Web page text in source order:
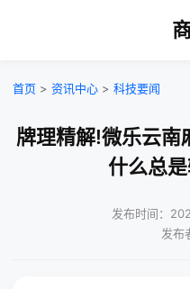
首页 > 资讯中心 > 科技要闻
牌理精解!微乐云南
什么总
发布时间：
发布